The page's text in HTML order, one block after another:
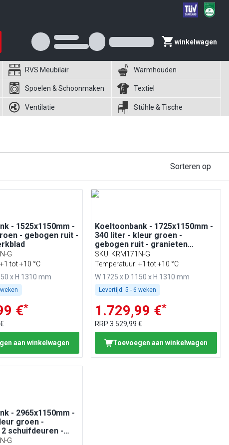
winkelwagen
RVS Meubilair Warmhouden
Spoelen & Schoonmaken Textiel
Ventilatie Stühle & Tische
Sorteren op
- 1525x1150mm -
- gebogen ruit -
G
tot +10 °C
x H 1310 mm
€*
aan winkelwagen
Koeltoonbank - 1725x1150mm -
340 liter - kleur groen -
gebogen ruit - granieten
werkblad
SKU: KRM171N-G
Temperatuur: +1 tot +10 °C
W 1725 x D 1150 x H 1310 mm
Levertijd: 5 - 6 weken
1.729,99 €*
RRP 3.529,99 €
Toevoegen aan winkelwagen
- 2965x1150mm -
groen -
schuifdeuren -
- granitieten
G